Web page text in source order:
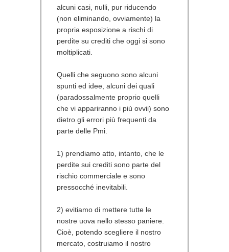
alcuni casi, nulli, pur riducendo
(non eliminando, ovviamente) la
propria esposizione a rischi di
perdite su crediti che oggi si sono
moltiplicati.
Quelli che seguono sono alcuni
spunti ed idee, alcuni dei quali
(paradossalmente proprio quelli
che vi appariranno i più ovvii) sono
dietro gli errori più frequenti da
parte delle Pmi.
1) prendiamo atto, intanto, che le
perdite sui crediti sono parte del
rischio commerciale e sono
pressocché inevitabili.
2) evitiamo di mettere tutte le
nostre uova nello stesso paniere.
Cioè, potendo scegliere il nostro
mercato, costruiamo il nostro